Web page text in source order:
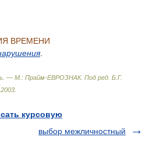
ВРЕМЕНИ
.
— М.: Прайм-ЕВРОЗНАК. Под ред. Б.Г.
2003
курсовую
выбор межличностный